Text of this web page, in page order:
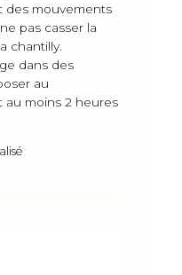
des mouvements
pas casser la
chantilly.
dans des
au
au moins 2 heures